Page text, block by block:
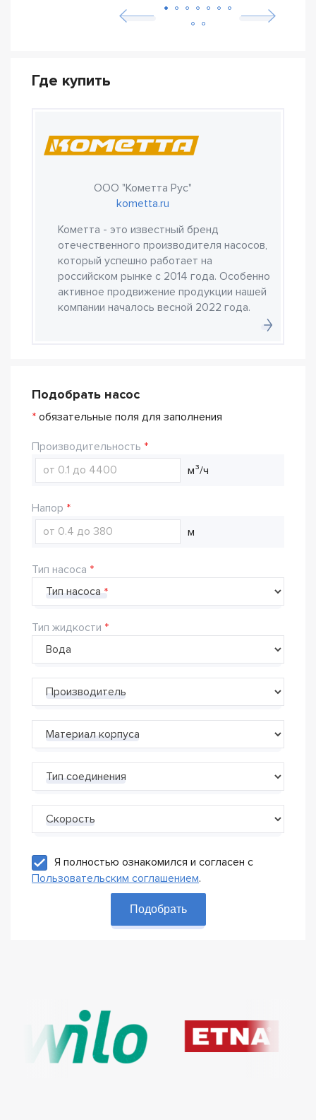
Где купить
ООО "Кометта Рус"
kometta.ru
Кометта - это известный бренд
отечественного производителя насосов,
который успешно работает на
российском рынке с 2014 года. Особенно
активное продвижение продукции нашей
компании началось весной 2022 года.
Подобрать насос
* обязательные поля для заполнения
Производительность
м³/ч
Напор
м
Тип насоса
Тип насоса
Тип жидкости
Производитель
Материал корпуса
Тип соединения
Скорость
Я полностью ознакомился и согласен с
Пользовательским соглашением.
Подобрать